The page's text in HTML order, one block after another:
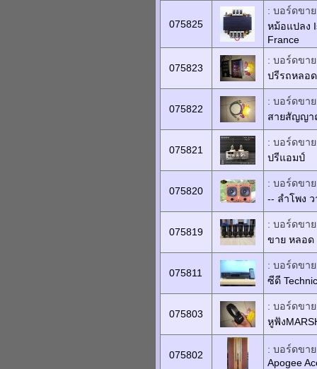
075825
: บอร์ดขาย
หม้อแปลง
France
075823
: บอร์ดขาย
ปรีรถหลอ
075822
: บอร์ดขาย
สายสัญญ
075821
: บอร์ดขาย
ปรีแอมป์
075820
: บอร์ดขาย
-- ลำโพง ว
075819
: บอร์ดขาย
ขาย หลอด
075811
: บอร์ดขาย
ซีดี
075803
: บอร์ดขาย
หูฟัง
075802
: บอร์ดขาย
Apogee